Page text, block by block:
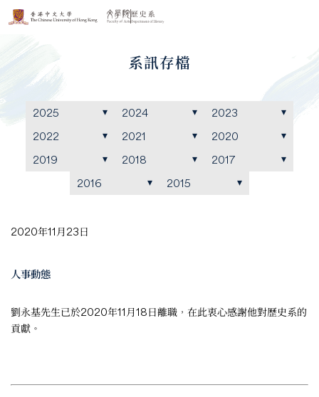
系訊存檔
2025 2024
2023
2022
2021
2020
2019
2018
2017
2016
2015
2020年11月23日
人事動態
劉永基先生已於2020年11月18日離職，在此衷心感謝他對歷史系的
貢獻。